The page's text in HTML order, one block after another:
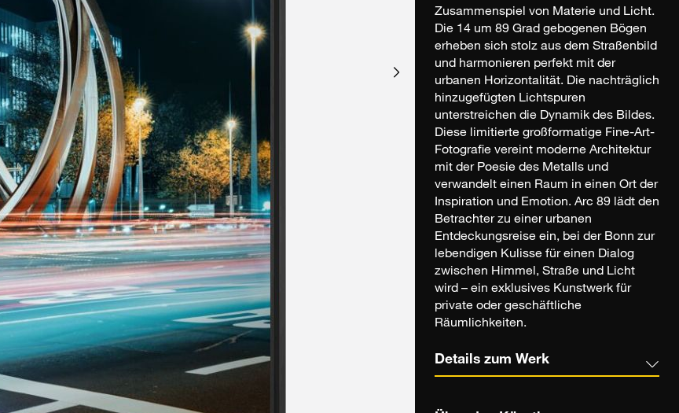
Zusammenspiel von Materie und Licht.
Die 14 um 89 Grad gebogenen Bögen
erheben sich stolz aus dem Straßenbild
und harmonieren perfekt mit der
urbanen Horizontalität. Die nachträglich
hinzugefügten Lichtspuren
unterstreichen die Dynamik des Bildes.
Diese limitierte großformatige Fine-Art-
Fotografie vereint moderne Architektur
mit der Poesie des Metalls und
verwandelt einen Raum in einen Ort der
Inspiration und Emotion. Arc 89 lädt den
Betrachter zu einer urbanen
Entdeckungsreise ein, bei der Bonn zur
lebendigen Kulisse für einen Dialog
zwischen Himmel, Straße und Licht
wird – ein exklusives Kunstwerk für
private oder geschäftliche
Räumlichkeiten.
Details zum Werk